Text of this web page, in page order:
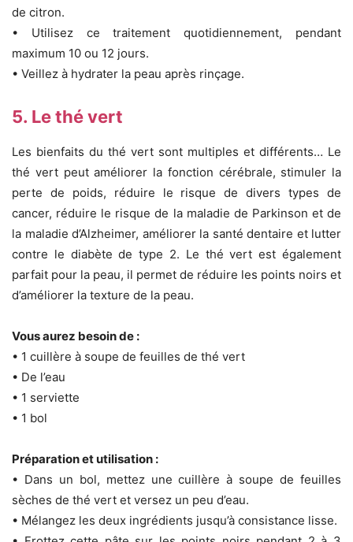
de citron.
• Utilisez ce traitement quotidiennement, pendant
maximum 10 ou 12 jours.
• Veillez à hydrater la peau après rinçage.
5. Le thé vert
Les bienfaits du thé vert sont multiples et différents… Le
thé vert peut améliorer la fonction cérébrale, stimuler la
perte de poids, réduire le risque de divers types de
cancer, réduire le risque de la maladie de Parkinson et de
la maladie d’Alzheimer, améliorer la santé dentaire et lutter
contre le diabète de type 2. Le thé vert est également
parfait pour la peau, il permet de réduire les points noirs et
d’améliorer la texture de la peau.
Vous aurez besoin de :
• 1 cuillère à soupe de feuilles de thé vert
• De l’eau
• 1 serviette
• 1 bol
Préparation et utilisation :
• Dans un bol, mettez une cuillère à soupe de feuilles
sèches de thé vert et versez un peu d’eau.
• Mélangez les deux ingrédients jusqu’à consistance lisse.